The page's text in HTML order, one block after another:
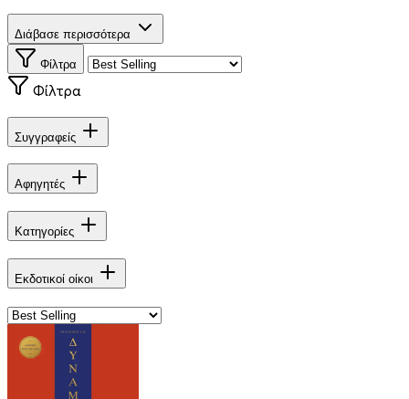
Διάβασε περισσότερα
Φίλτρα
Φίλτρα
Συγγραφείς
Αφηγητές
Κατηγορίες
Εκδοτικοί οίκοι